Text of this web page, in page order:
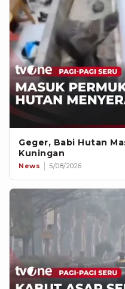
Geger, Babi Hutan
Kuningan
News 5/08/2026